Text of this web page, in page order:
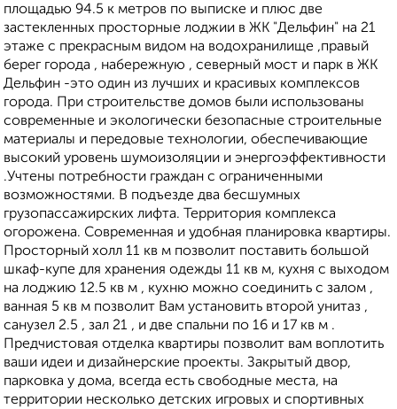
площадью 94.5 к метров по выписке и плюс две
застекленных просторные лоджии в ЖК "Дельфин" на 21
этаже с прекрасным видом на водохранилище ,правый
берег города , набережную , северный мост и парк в ЖК
Дельфин -это один из лучших и красивых комплексов
города. При строительстве домов были использованы
современные и экологически безопасные строительные
материалы и передовые технологии, обеспечивающие
высокий уровень шумоизоляции и энергоэффективности
.Учтены потребности граждан с ограниченными
возможностями. В подъезде два бесшумных
грузопассажирских лифта. Территория комплекса
огорожена. Современная и удобная планировка квартиры.
Просторный холл 11 кв м позволит поставить большой
шкаф-купе для хранения одежды 11 кв м, кухня с выходом
на лоджию 12.5 кв м , кухню можно соединить с залом ,
ванная 5 кв м позволит Вам установить второй унитаз ,
санузел 2.5 , зал 21 , и две спальни по 16 и 17 кв м .
Предчистовая отделка квартиры позволит вам воплотить
ваши идеи и дизайнерские проекты. Закрытый двор,
парковка у дома, всегда есть свободные места, на
территории несколько детских игровых и спортивных